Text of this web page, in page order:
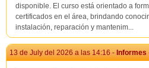
disponible. El curso está orientado a
certificados en el área, brindando
instalación, reparación y mantenim...
13 de July del 2026 a las 14:16 - Informes